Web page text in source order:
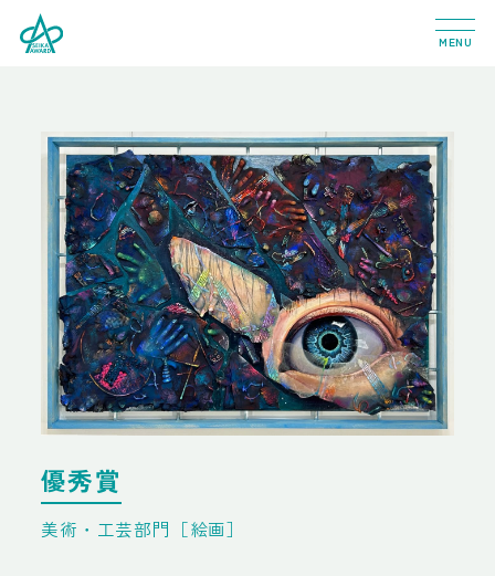
MENU
優秀賞
美術・工芸部門［絵画］